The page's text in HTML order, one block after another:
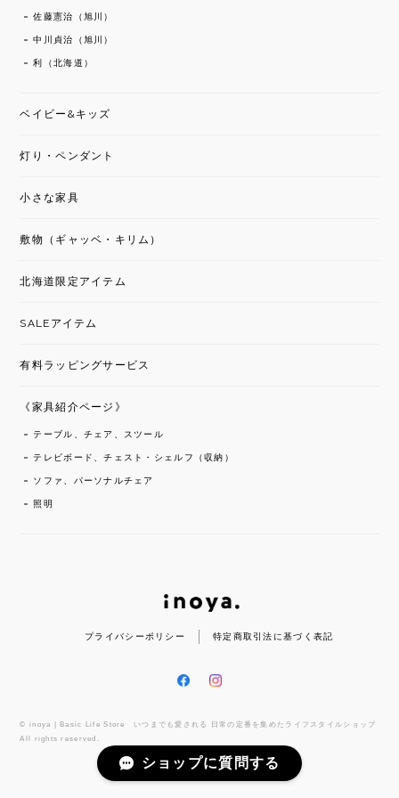
佐藤憲治（旭川）
中川貞治（旭川）
利（北海道）
ベイビー&キッズ
灯り・ペンダント
小さな家具
敷物（ギャッベ・キリム）
北海道限定アイテム
SALEアイテム
有料ラッピングサービス
《家具紹介ページ》
テーブル、チェア、スツール
テレビボード、チェスト・シェルフ（収納）
ソファ、パーソナルチェア
照明
プライバシーポリシー 特定商取引法に基づく表記
© inoya | Basic Life Store いつまでも愛される 日常の定番を集めたライフスタイルショップ
All rights reserved.
ショップに質問する